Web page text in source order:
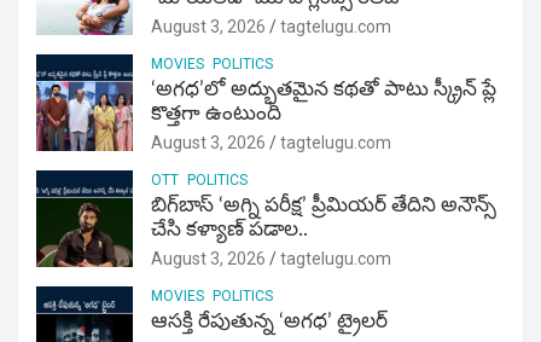
August 3, 2026 tagtelugu.com
MOVIES POLITICS
‘అగధ’లో అద్భుతమైన కథతో పాటు స్క్రీన్ ప్లే
కొత్తగా ఉంటుంది
August 3, 2026 tagtelugu.com
OTT POLITICS
బిగ్‌బాస్ ‘అగ్ని ప‌రీక్ష‌’ ప్రీమియర్ తేదిని అనౌన్స్
చేసి కళ్యాణ్ పడాల..
August 3, 2026 tagtelugu.com
MOVIES POLITICS
ఆసక్తి రేపుతున్న ‘అగధ’ ట్రైలర్